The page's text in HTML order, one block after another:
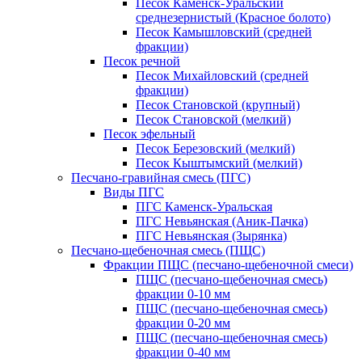
Песок Каменск-Уральский
среднезернистый (Красное болото)
Песок Камышловский (средней
фракции)
Песок речной
Песок Михайловский (средней
фракции)
Песок Становской (крупный)
Песок Становской (мелкий)
Песок эфельный
Песок Березовский (мелкий)
Песок Кыштымский (мелкий)
Песчано-гравийная смесь (ПГС)
Виды ПГС
ПГС Каменск-Уральская
ПГС Невьянская (Аник-Пачка)
ПГС Невьянская (Зырянка)
Песчано-щебеночная смесь (ПЩС)
Фракции ПЩС (песчано-щебеночной смеси)
ПЩС (песчано-щебеночная смесь)
фракции 0-10 мм
ПЩС (песчано-щебеночная смесь)
фракции 0-20 мм
ПЩС (песчано-щебеночная смесь)
фракции 0-40 мм